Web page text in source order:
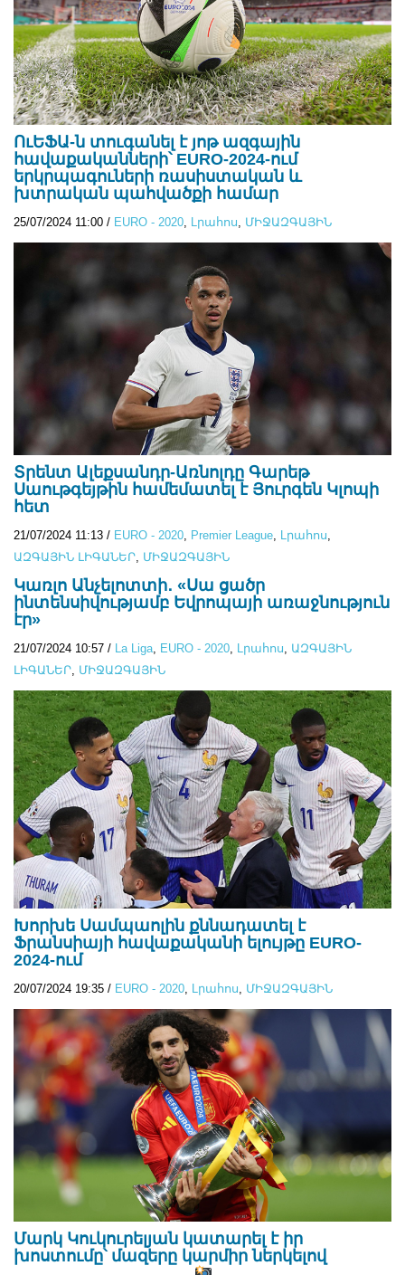
ՈւԵՖԱ-ն տուգանել է յոթ ազգային
հավաքականների՝ EURO-2024-ում
երկրպագուների ռասիստական ​​և
խտրական պահվածքի համար
25/07/2024 11:00 / EURO - 2020 Lրահոս ՄԻՋԱԶԳԱՅԻՆ
Տրենտ Ալեքսանդր-Առնոլդը Գարեթ
Սաութգեյթին համեմատել է Յուրգեն Կլոպի
հետ
21/07/2024 11:13 / EURO - 2020 Premier League Lրահոս
ԱԶԳԱՅԻՆ ԼԻԳԱՆԵՐ ՄԻՋԱԶԳԱՅԻՆ
Կառլո Անչելոտտի․ «Սա ցածր
ինտենսիվությամբ Եվրոպայի առաջնություն
էր»
21/07/2024 10:57 / La Liga EURO - 2020 Lրահոս
ԱԶԳԱՅԻՆ
ԼԻԳԱՆԵՐ ՄԻՋԱԶԳԱՅԻՆ
Խորխե Սամպաոլին քննադատել է
Ֆրանսիայի հավաքականի ելույթը EURO-
2024-ում
20/07/2024 19:35 / EURO - 2020, Lրահոս, ՄԻՋԱԶԳԱՅԻՆ
Մարկ Կուկուրելյան կատարել է իր
խոստումը՝ մազերը կարմիր ներկելով